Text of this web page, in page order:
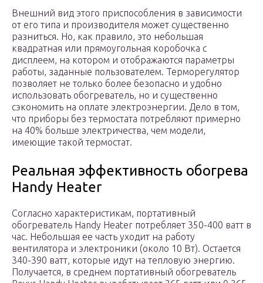
Внешний вид этого приспособления в зависимости
от его типа и производителя может существенно
разниться. Но, как правило, это небольшая
квадратная или прямоугольная коробочка с
дисплеем, на котором и отображаются параметры
работы, заданные пользователем. Терморегулятор
позволяет не только более безопасно и удобно
использовать обогреватель, но и существенно
сэкономить на оплате электроэнергии. Дело в том,
что приборы без термостата потребляют примерно
на 40% больше электричества, чем модели,
имеющие такой термостат.
Реальная эффективность обогрева
Handy Heater
Согласно характеристикам, портативный
обогреватель Handy Heater потребляет 350-400 ватт в
час. Небольшая ее часть уходит на работу
вентилятора и электроники (около 10 Вт). Остается
340-390 ватт, которые идут на тепловую энергию.
Получается, в среднем портативный обогреватель